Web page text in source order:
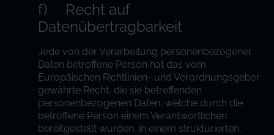
f) Recht auf
Datenübertragbarkeit
Jede von der Verarbeitung personenbezogener
Daten betroffene Person hat das vom
Europäischen Richtlinien- und Verordnungsgeber
gewährte Recht, die sie betreffenden
personenbezogenen Daten, welche durch die
betroffene Person einem Verantwortlichen
bereitgestellt wurden, in einem strukturierten,